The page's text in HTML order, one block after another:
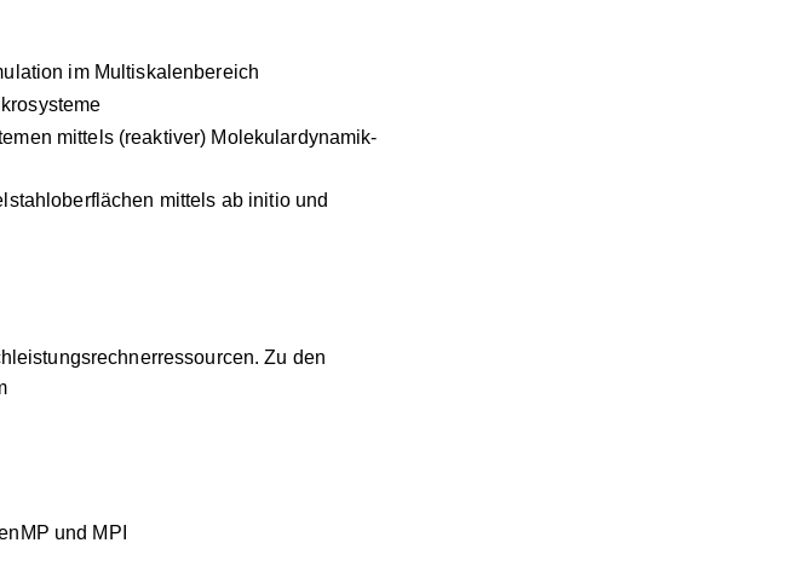
im Multiskalenbereich
mittels (reaktiver) Molekulardynamik-
mittels ab initio und
Zu den
und MPI